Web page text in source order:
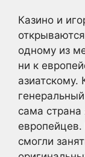
Казино и
одному из
ни к
азиатскому.
сама страна
смогли